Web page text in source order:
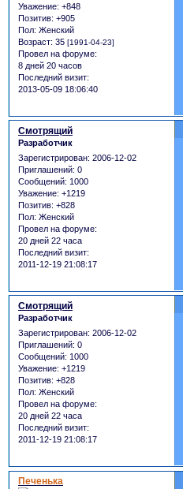
Уважение: +848
Позитив: +905
Пол: Женский
Возраст: 35 [1991-04-23]
Провел на форуме:
8 дней 20 часов
Последний визит:
2013-05-09 18:06:40
Смотрящий
Разработчик
Зарегистрирован: 2006-12-02
Приглашений: 0
Сообщений: 1000
Уважение: +1219
Позитив: +828
Пол: Женский
Провел на форуме:
20 дней 22 часа
Последний визит:
2011-12-19 21:08:17
Смотрящий
Разработчик
Зарегистрирован: 2006-12-02
Приглашений: 0
Сообщений: 1000
Уважение: +1219
Позитив: +828
Пол: Женский
Провел на форуме:
20 дней 22 часа
Последний визит:
2011-12-19 21:08:17
Печенька